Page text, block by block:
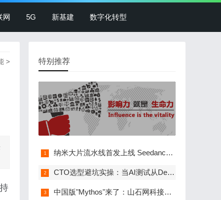
网 5G 新基建 数字化转型
> 特别推荐
纳米大片流水线首发上线 Seedance 2.5，0.27…
CTO选型避坑实操：当AI测试从Demo走向生产，工…
中国版"Mythos"来了：山石网科接入360图龙锋，…